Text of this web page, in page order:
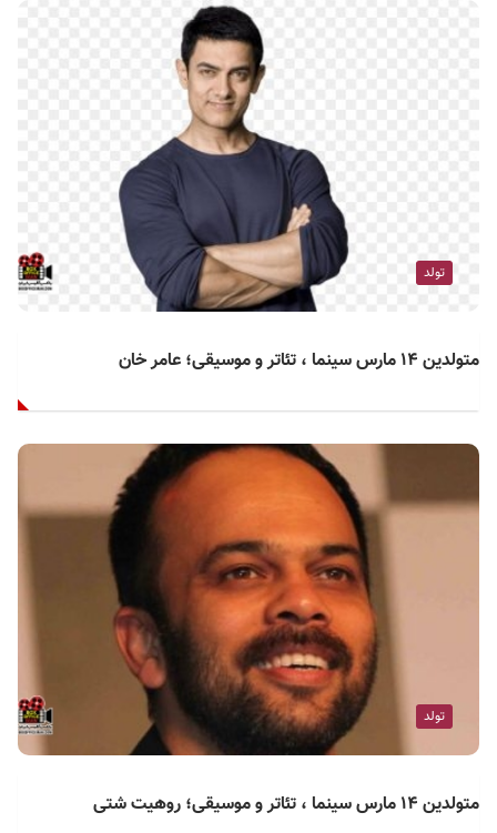
تولد
متولدین ۱۴ مارس سینما ، تئاتر و موسیقی؛ عامر خان
تولد
متولدین ۱۴ مارس سینما ، تئاتر و موسیقی؛ روهیت شتی